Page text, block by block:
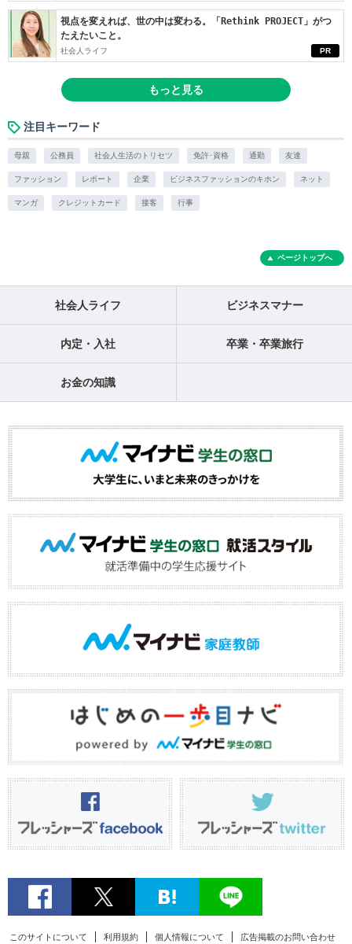
PR
視点を変えれば、世の中は変わる。「Rethink PROJECT」がつ
たえたいこと。
社会人ライフ
もっと見る
注目キーワード
母親 公務員 社会人生活のトリセツ 免許･資格 通勤 友達
ファッション レポート 企業 ビジネスファッションのキホン ネット
マンガ クレジットカード 接客 行事
ページトップへ
社会人ライフ ビジネスマナー
内定・入社 卒業・卒業旅行
お金の知識
このサイトについて 利用規約 個人情報について 広告掲載のお問い合わせ